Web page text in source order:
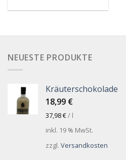
NEUESTE PRODUKTE
Kräuterschokolade
18,99 €
37,98€/ l
inkl. 19 % MwSt.
zzgl. Versandkosten